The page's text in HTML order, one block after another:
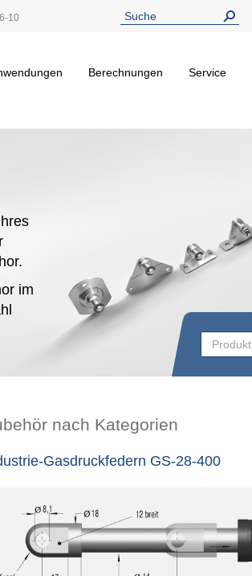
10
Berechnungen Service
im
nach Kategorien
Gasdruckfedern GS-28-400